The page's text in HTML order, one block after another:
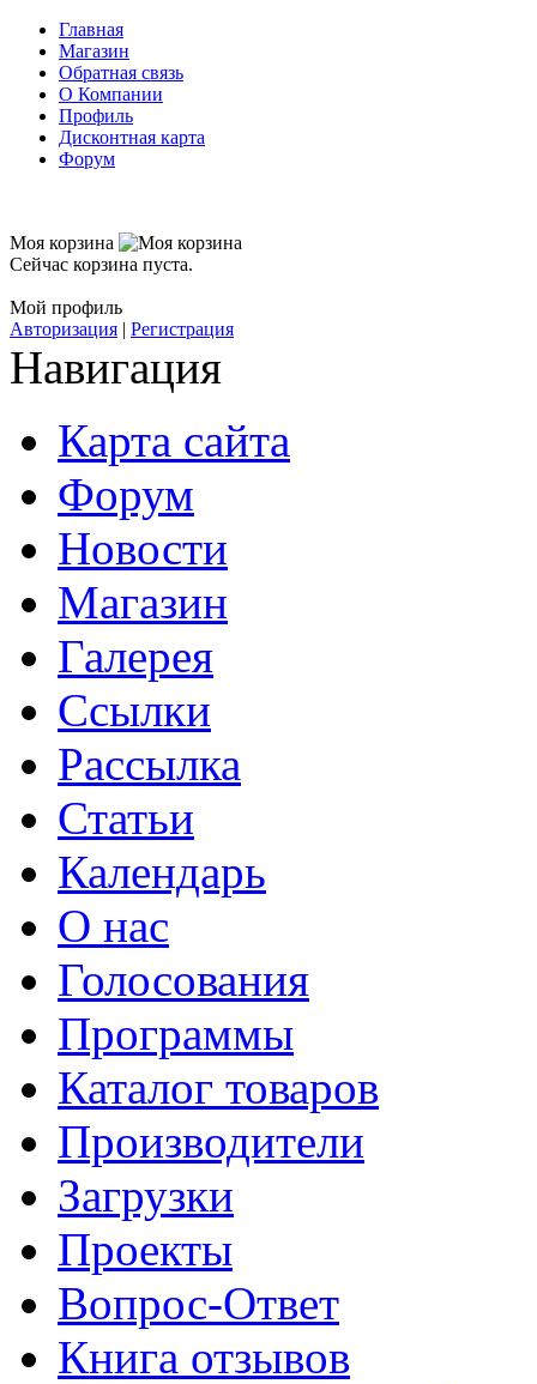
Главная
Магазин
Обратная связь
О Компании
Профиль
Дисконтная карта
Форум
Моя корзина
Сейчас корзина пуста.
Мой профиль
Авторизация | Регистрация
Навигация
Карта сайта
Форум
Новости
Магазин
Галерея
Ссылки
Рассылка
Статьи
Календарь
О нас
Голосования
Программы
Каталог товаров
Производители
Загрузки
Проекты
Вопрос-Ответ
Книга отзывов